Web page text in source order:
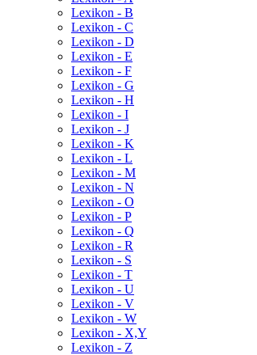
Lexikon - B
Lexikon - C
Lexikon - D
Lexikon - E
Lexikon - F
Lexikon - G
Lexikon - H
Lexikon - I
Lexikon - J
Lexikon - K
Lexikon - L
Lexikon - M
Lexikon - N
Lexikon - O
Lexikon - P
Lexikon - Q
Lexikon - R
Lexikon - S
Lexikon - T
Lexikon - U
Lexikon - V
Lexikon - W
Lexikon - X,Y
Lexikon - Z